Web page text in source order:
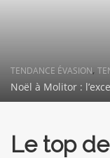
TENDANCE
Maison Du
Le top